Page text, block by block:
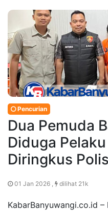
Pencurian
Dua Pemuda
Diduga
Diringkus
01 Jan 2026 , dilihat 21k
KabarBanyuwangi.co.id